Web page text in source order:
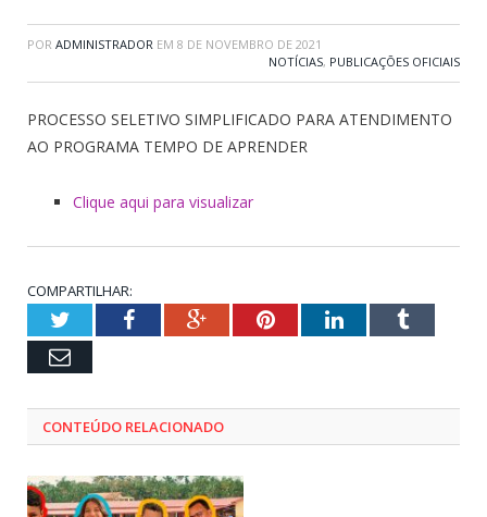
POR ADMINISTRADOR EM 8 DE NOVEMBRO DE 2021
NOTÍCIAS, PUBLICAÇÕES OFICIAIS
PROCESSO SELETIVO SIMPLIFICADO PARA ATENDIMENTO
AO PROGRAMA TEMPO DE APRENDER
Clique aqui para visualizar
COMPARTILHAR:
TwitterFacebookGoogle+PinterestLinkedInTumblr
Email
CONTEÚDO RELACIONADO